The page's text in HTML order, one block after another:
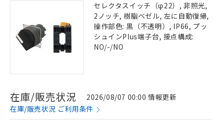
セレクタスイッチ（φ22）, 非照光,
2ノッチ, 樹脂ベゼル, 左に自動復帰,
操作部色: 黒（不透明）, IP66, プッ
シュインPlus端子台, 接点構成:
NO/-/NO
在庫/販売状況
2026/08/07 00:00 情報更新
在庫/販売状況 ご利用条件